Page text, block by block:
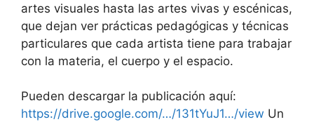
artes visuales hasta las artes vivas y escénicas,
que dejan ver prácticas pedagógicas y técnicas
particulares que cada artista tiene para trabajar
con la materia, el cuerpo y el espacio.
Pueden descargar la publicación aquí:
https://drive.google.com/…/131tYuJ1…/view Un